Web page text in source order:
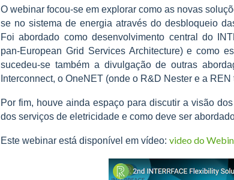
O webinar focou-se em explorar como as novas
se no sistema de energia através do desbloqueio
Foi abordado como desenvolvimento central do
pan-European Grid Services Architecture) e como
sucedeu-se também a divulgação de outras
Interconnect, o OneNET (onde o R&D Nester e a
Por fim, houve ainda espaço para discutir a visão
dos serviços de eletricidade e como deve ser
Este webinar está disponível em vídeo: video do